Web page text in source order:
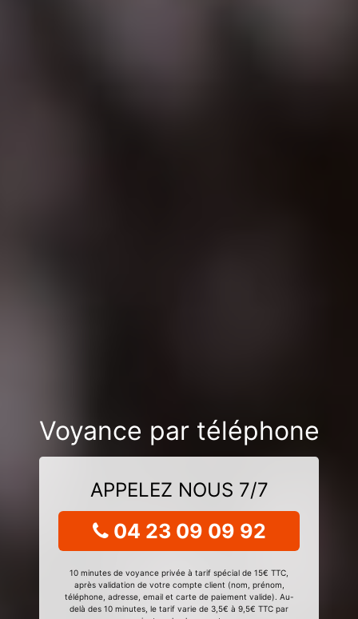
Voyance par téléphone
APPELEZ NOUS 7/7
04 23 09 09 92
10 minutes de voyance privée à tarif spécial de 15€ TTC,
après validation de votre compte client (nom, prénom,
téléphone, adresse, email et carte de paiement valide). Au-
delà des 10 minutes, le tarif varie de 3,5€ à 9,5€ TTC par